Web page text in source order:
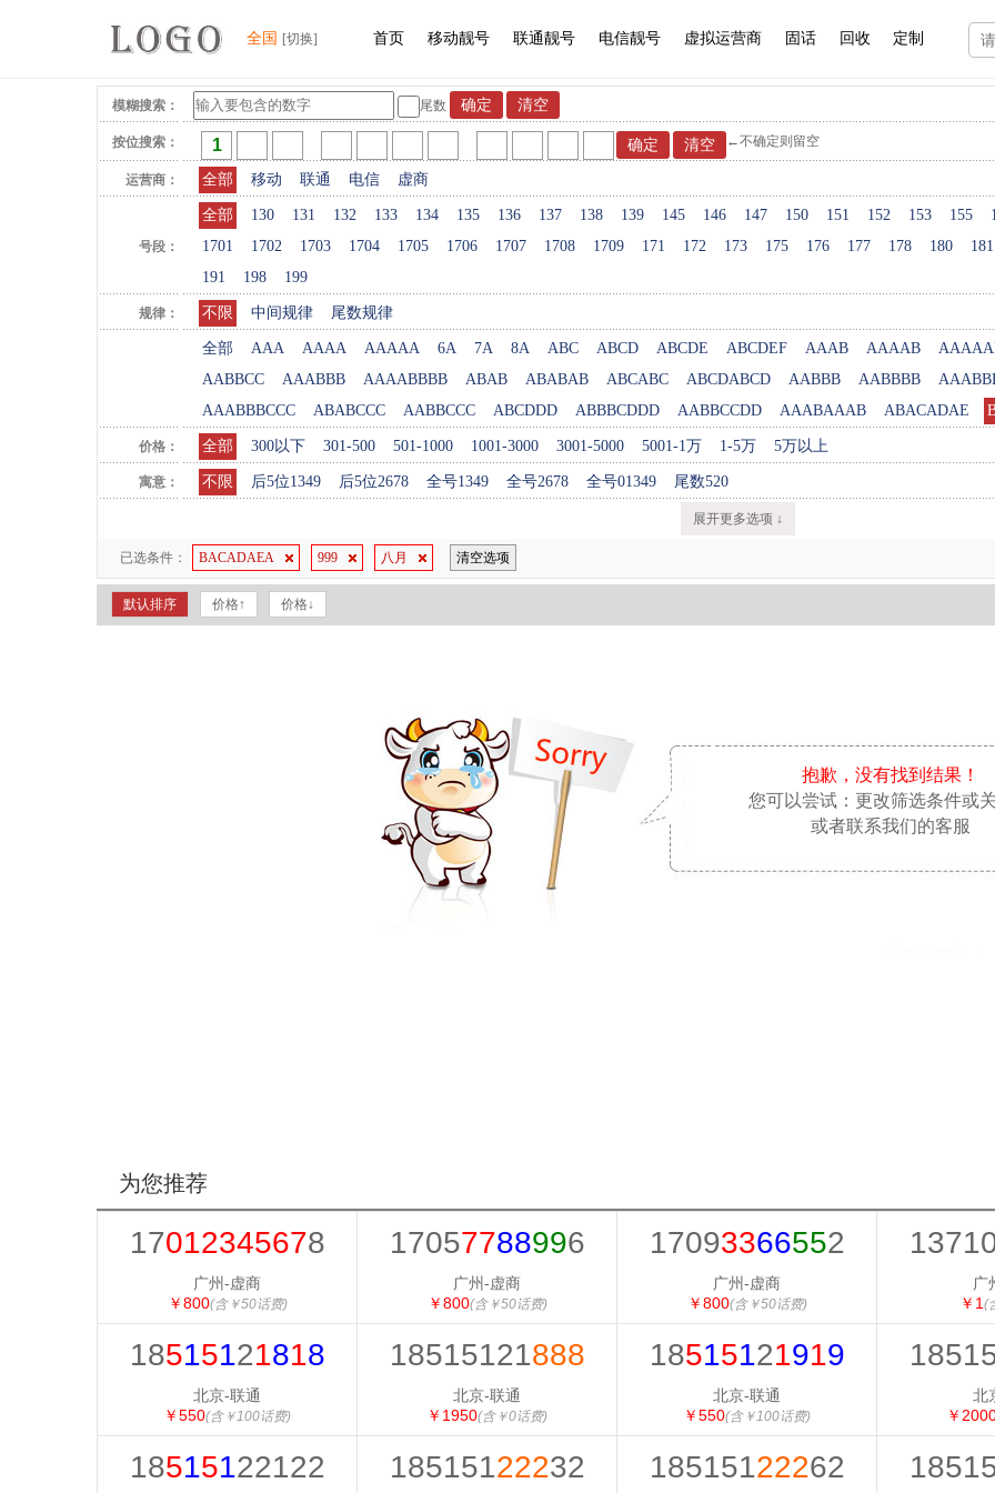
全国 [切换] 首页 移动靓号 联通靓号 电信靓号 虚拟运营商 固话 回收 定制
模糊搜索： 尾数
按位搜索： ←不确定则留空
运营商： 全部 移动 联通 电信 虚商
号段：
全部 130 131 132 133 134 135 136 137 138 139 145 146 147 150 151 152 153 155
1701
1702 1703 1704 1705 1706 1707 1708 1709 171 172 173 175 176 177 178 180
181
191
198 199
规律： 不限 中间规律 尾数规律
全部 AAA AAAA AAAAA 6A 7A 8A ABC ABCD ABCDE ABCDEF AAAB AAAAB
AABBCC
AAABBB AAAABBBB ABAB ABABAB ABCABC ABCDABCD AABBB AABBBB
AAABBBCCC
ABABCCC AABBCCC ABCDDD ABBBCDDD AABBCCDD AAABAAAB ABACADAE
价格： 全部 300以下 301-500 501-1000 1001-3000 3001-5000 5001-1万 1-5万 5万以上
寓意： 不限 后5位1349 后5位2678 全号1349 全号2678 全号01349 尾数520
展开更多选项 ↓
已选条件： BACADAEA 999 八月 清空选项
默认排序 价格↑ 价格↓
抱歉，没有找到结果！
您可以尝试：更改筛选条件或
或者联系我们的客服
为您推荐
17012345678
广州-虚商
￥800(含￥50话费)
17057788996
广州-虚商
￥800(含￥50话费)
17093366552
广州-虚商
￥800(含￥50话费)
广
￥1 (
18515121818
北京-联通
￥550(含￥100话费)
18515121888
北京-联通
￥1950(含￥0话费)
18515121919
北京-联通
￥550(含￥100话费)
北
￥
18515122122 18515122232 18515122262